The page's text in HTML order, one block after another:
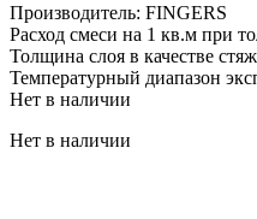
Производитель: FINGERS
Расход смеси на 1 кв.м при
Толщина слоя в качестве
Температурный диапазон
Нет в наличии
Нет в наличии